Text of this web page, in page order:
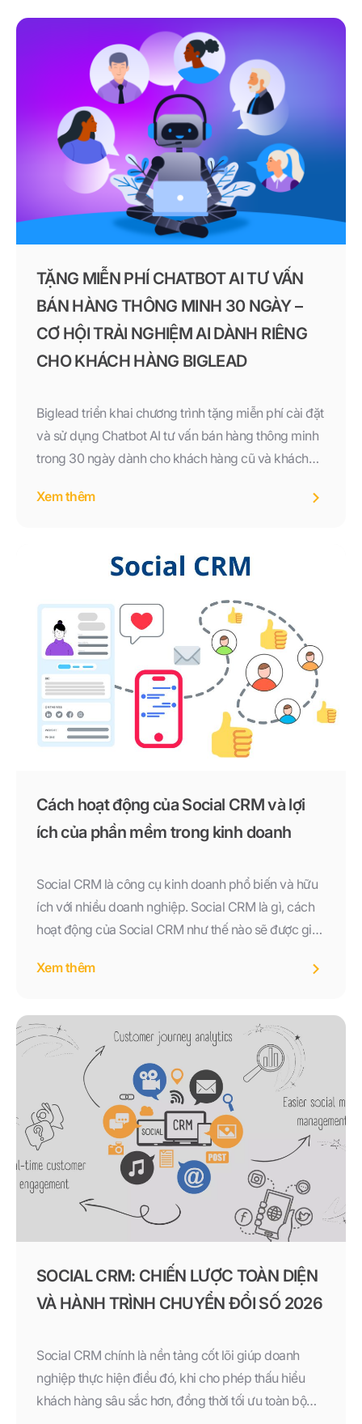
TẶNG MIỄN PHÍ CHATBOT AI TƯ VẤN
BÁN HÀNG THÔNG MINH 30 NGÀY –
CƠ HỘI TRẢI NGHIỆM AI DÀNH RIÊNG
CHO KHÁCH HÀNG BIGLEAD
Biglead triển khai chương trình tặng miễn phí cài đặt
và sử dụng Chatbot AI tư vấn bán hàng thông minh
trong 30 ngày dành cho khách hàng cũ và khách
trước ngày 31/08 để trải nghiệm giải pháp AI hỗ trợ
Xem thêm
Cách hoạt động của Social CRM và lợi
ích của phần mềm trong kinh doanh
Social CRM là công cụ kinh doanh phổ biến và hữu
ích với nhiều doanh nghiệp. Social CRM là gì, cách
hoạt động của Social CRM như thế nào sẽ được giải
Xem thêm
SOCIAL CRM: CHIẾN LƯỢC TOÀN DIỆN
VÀ HÀNH TRÌNH CHUYỂN ĐỔI SỐ 2026
Social CRM chính là nền tảng cốt lõi giúp doanh
nghiệp thực hiện điều đó, khi cho phép thấu hiểu
khách hàng sâu sắc hơn, đồng thời tối ưu toàn bộ